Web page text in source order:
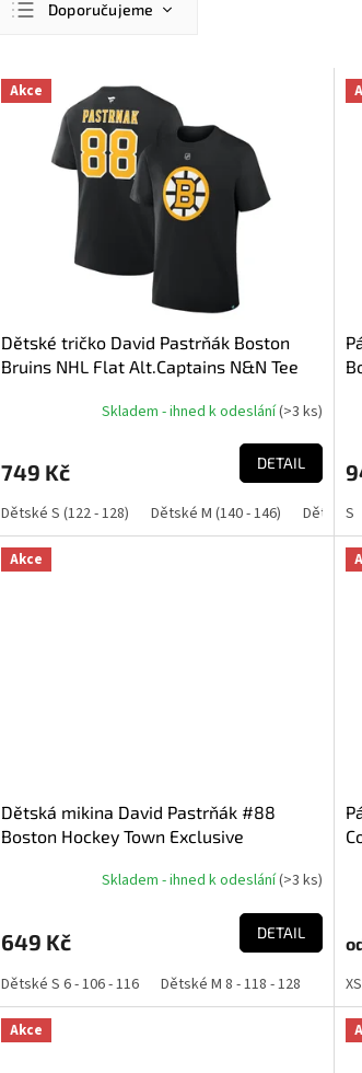
Doporučujeme
Nejdražší
Nejprodávanější
Abecedně
V Akce
Dětské tričko David Pastrňák Boston
Bruins NHL Flat Alt.Captains N&N Tee
Skladem - ihned k odeslání(>3 ks)
749 Kč DETAIL
Dětské S (122 - 128) Dětské M (140 - 146) Dětské L
S
Akce
Dětská mikina David Pastrňák #88
Boston Hockey Town Exclusive
Skladem - ihned k odeslání(>3 ks)
649 Kč DETAIL
Dětské S 6 - 106 - 116 Dětské M 8 - 118 - 128
je
z
5
XS
Akce